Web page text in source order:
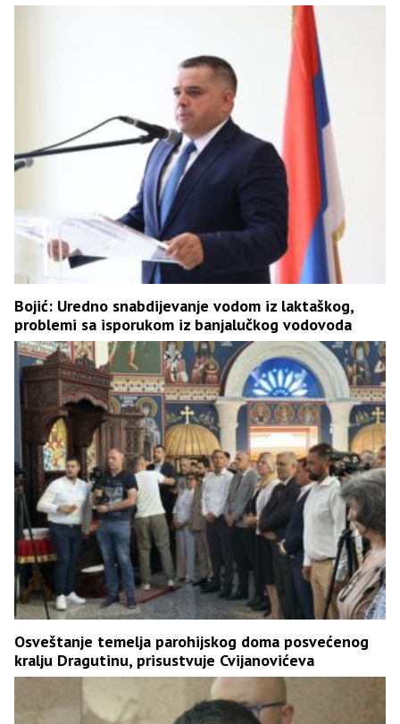
Bojić: Uredno snabdijevanje vodom iz laktaškog,
problemi sa isporukom iz banjalučkog vodovoda
Osveštanje temelja parohijskog doma posvećenog
kralju Dragutinu, prisustvuje Cvijanovićeva